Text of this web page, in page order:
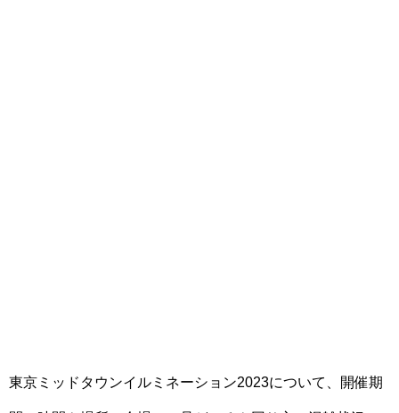
東京ミッドタウンイルミネーション2023について、開催期